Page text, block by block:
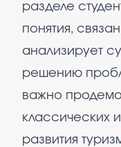
разделе
понятия,
анализирует
решению
важно
классических
развития